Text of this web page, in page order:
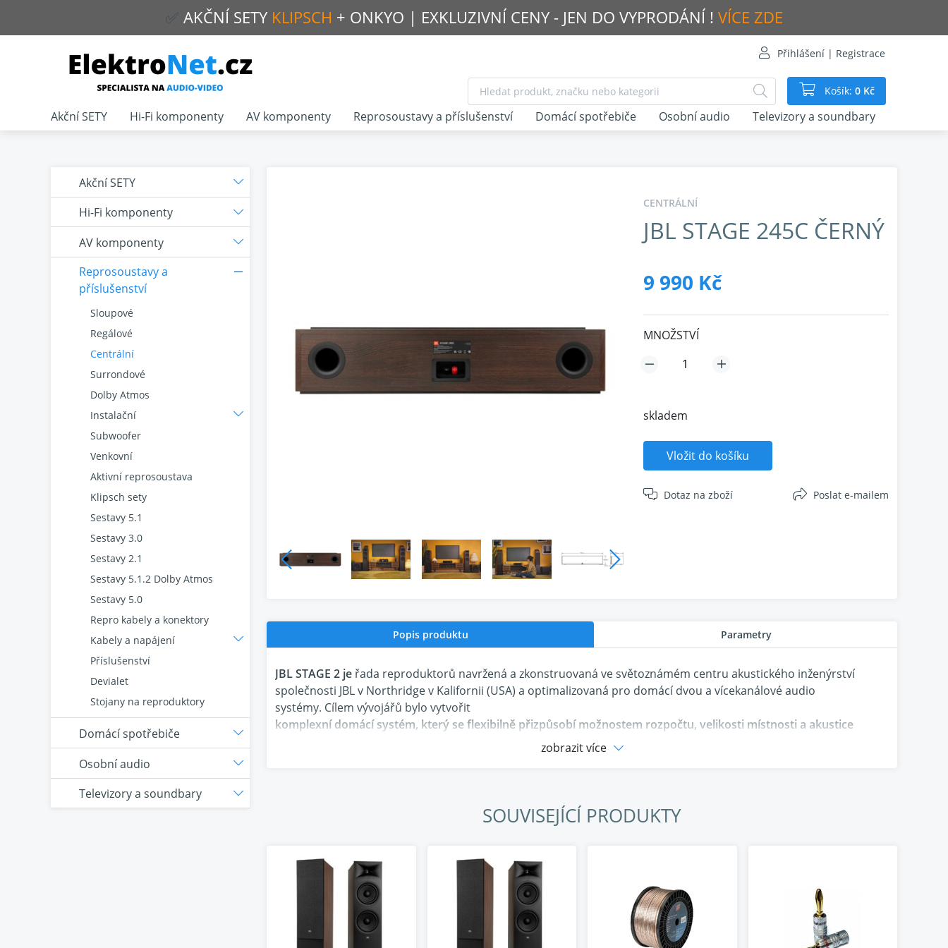
✅ AKČNÍ SETY KLIPSCH + ONKYO | EXKLUZIVNÍ CENY - JEN DO VYPRODÁNÍ ! VÍCE ZDE
Přihlášení | Registrace
Košík: 0 Kč
CENTRÁLNÍ
JBL STAGE 245C ČERNÝ
9 990 Kč
MNOŽSTVÍ
skladem
Vložit do košíku
Dotaz na zboží Poslat e-mailem
Popis produktu Parametry
JBL STAGE 2 je řada reproduktorů navržená a zkonstruovaná ve světoznámém centru akustického inženýrství
společnosti JBL v Northridge v Kalifornii (USA) a optimalizovaná pro domácí dvou a vícekanálové audio
systémy. Cílem vývojářů bylo vytvořit
komplexní domácí systém, který se flexibilně přizpůsobí možnostem rozpočtu, velikosti místnosti a akustice
nezaměnitelnou zvukovou signaturou JBL
. Nabízeny jsou ve dvou stylových barevných variantách
zobrazit více
SOUVISEJÍCÍ PRODUKTY
Akční SETY
Hi-Fi komponenty
AV komponenty
Reprosoustavy a
příslušenství
Sloupové
Regálové
Centrální
Surrondové
Dolby Atmos
Instalační
Subwoofer
Venkovní
Aktivní reprosoustava
Klipsch sety
Sestavy 5.1
Sestavy 3.0
Sestavy 2.1
Sestavy 5.1.2 Dolby Atmos
Sestavy 5.0
Repro kabely a konektory
Kabely a napájení
Příslušenství
Devialet
Stojany na reproduktory
Domácí spotřebiče
Osobní audio
Televizory a soundbary
Akční SETY Hi-Fi komponenty AV komponenty Reprosoustavy a příslušenství Domácí spotřebiče Osobní audio Televizory a soundbary